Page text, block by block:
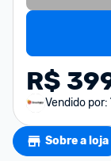
R$
Vendido por:
Sobre a loja